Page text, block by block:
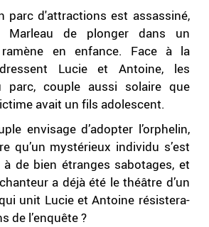
parc d'attractions est assassiné,
Marleau de plonger dans un
en enfance. Face à la
Lucie et Antoine, les
parc, couple aussi solaire que
avait un fils adolescent.
envisage d’adopter l’orphelin,
qu’un mystérieux individu s’est
de bien étranges sabotages, et
a déjà été le théâtre d’un
unit Lucie et Antoine résistera-
de l’enquête ?